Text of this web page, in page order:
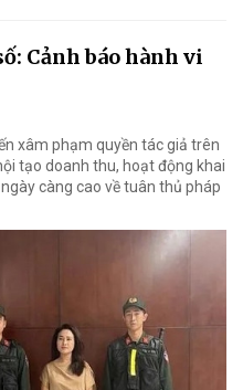
Cảnh báo hành vi
xâm phạm quyền tác giả trên
tạo doanh thu, hoạt động khai
càng cao về tuân thủ pháp